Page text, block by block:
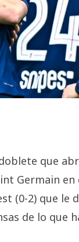
que
Germain
(0-2) que le
de lo que